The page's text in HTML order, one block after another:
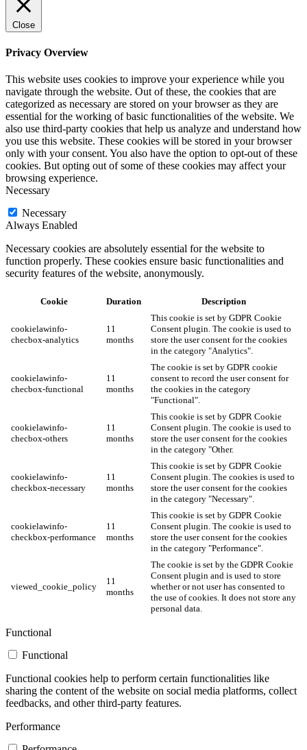
Close
Privacy Overview
This website uses cookies to improve your experience while you
navigate through the website. Out of these, the cookies that are
categorized as necessary are stored on your browser as they are
essential for the working of basic functionalities of the website. We
also use third-party cookies that help us analyze and understand how
you use this website. These cookies will be stored in your browser
only with your consent. You also have the option to opt-out of these
cookies. But opting out of some of these cookies may affect your
browsing experience.
Necessary
Necessary
Always Enabled
Necessary cookies are absolutely essential for the website to
function properly. These cookies ensure basic functionalities and
security features of the website, anonymously.
Cookie Duration Description
cookielawinfo-
checbox-analytics
11
months
This cookie is set by GDPR Cookie
Consent plugin. The cookie is used to
store the user consent for the cookies
in the category "Analytics".
cookielawinfo-
checbox-functional
11
months
The cookie is set by GDPR cookie
consent to record the user consent for
the cookies in the category
"Functional".
cookielawinfo-
checbox-others
11
months
This cookie is set by GDPR Cookie
Consent plugin. The cookie is used to
store the user consent for the cookies
in the category "Other.
cookielawinfo-
checkbox-necessary
11
months
This cookie is set by GDPR Cookie
Consent plugin. The cookies is used to
store the user consent for the cookies
in the category "Necessary".
cookielawinfo-
checkbox-performance
11
months
This cookie is set by GDPR Cookie
Consent plugin. The cookie is used to
store the user consent for the cookies
in the category "Performance".
viewed_cookie_policy
11
months
The cookie is set by the GDPR Cookie
Consent plugin and is used to store
whether or not user has consented to
the use of cookies. It does not store any
personal data.
Functional
Functional
Functional cookies help to perform certain functionalities like
sharing the content of the website on social media platforms, collect
feedbacks, and other third-party features.
Performance